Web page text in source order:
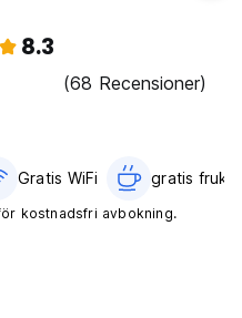
8.3
(68 Recensioner)
Gratis WiFi gratis
kostnadsfri avbokning.